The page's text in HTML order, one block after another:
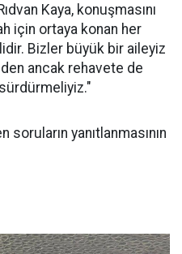
Kaya, konuşmasını
için ortaya konan her
Bizler büyük bir aileyiz
ancak rehavete de
yanıtlanmasının